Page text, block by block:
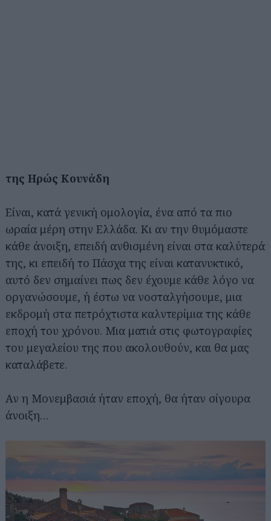
της Ηρώς Κουνάδη
Είναι, κατά γενική ομολογία, ένα από τα πιο
ωραία μέρη στην Ελλάδα. Κι αν την θυμόμαστε
κάθε άνοιξη, επειδή ανθισμένη είναι στα καλύτερά
της, κι επειδή το Πάσχα της είναι κατανυκτικό,
αυτό δεν σημαίνει πως δεν έχουμε κάθε λόγο να
οργανώσουμε, ή έστω να νοσταλγήσουμε, μια
εκδρομή στα πετρόχτιστα καλντερίμια της κάθε
εποχή του χρόνου. Μια ματιά στις φωτογραφίες
του μεγαλείου της που ακολουθούν, και θα μας
καταλάβετε.
Αν η Μονεμβασιά ήταν εποχή, θα ήταν σίγουρα
άνοιξη…